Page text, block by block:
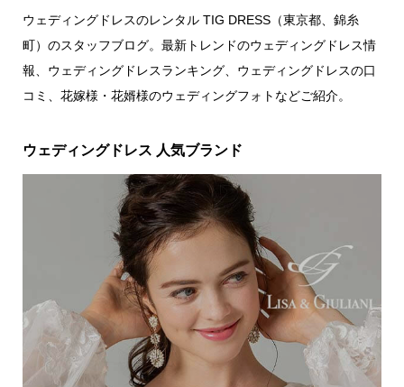
ウェディングドレスのレンタル TIG DRESS（東京都、錦糸
町）のスタッフブログ。最新トレンドのウェディングドレス情
報、ウェディングドレスランキング、ウェディングドレスの口
コミ、花嫁様・花婿様のウェディングフォトなどご紹介。
ウェディングドレス 人気ブランド